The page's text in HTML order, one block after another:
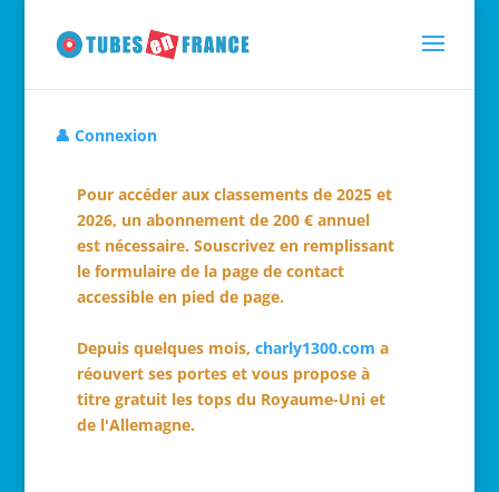
👤 Connexion
Pour accéder aux classements de 2025 et
2026, un abonnement de 200 € annuel
est nécessaire. Souscrivez en remplissant
le formulaire de la page de contact
accessible en pied de page.
Depuis quelques mois, charly1300.com a
réouvert ses portes et vous propose à
titre gratuit les tops du Royaume-Uni et
de l'Allemagne.